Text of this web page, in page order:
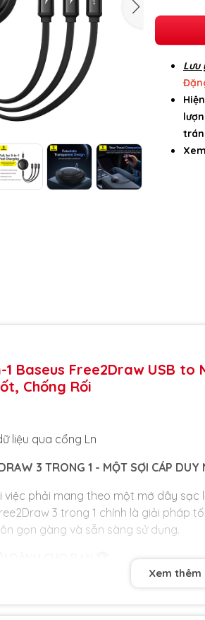
Lưu
1 Baseus Free2Draw USB to
Chống Rối
liệu qua cổng Ln
3 TRONG 1 - MỘT SỢI CÁP DUY
việc phải mang theo một mớ dây sạc
3 trong 1 chính là giải pháp
gọn gàng và sẵn sàng sử dụng.
TẤT CẢ - TƯƠNG THÍCH MỌI THIẾT
bị cả 3 đầu ra phổ biến nhất: Micro
Xem thêm